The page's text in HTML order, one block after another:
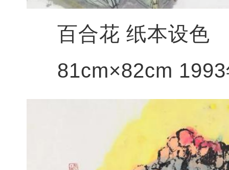
百合花 纸本设色
81cm×82cm 1993